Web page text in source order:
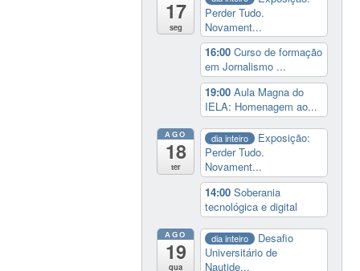
17
seg
Perder Tudo.
Novament...
16:00Curso de formação
em Jornalismo ...
19:00Aula Magna do
IELA: Homenagem ao...
AGO
18
ter
dia inteiro
Exposição:
Perder Tudo.
Novament...
14:00Soberania
tecnológica e digital
AGO
19
qua
dia inteiro
Desafio
Universitário de
Nautide...